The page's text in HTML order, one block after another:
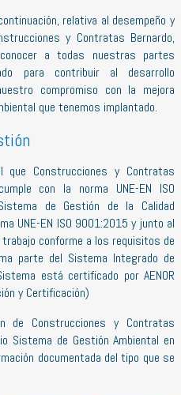
relativa al desempeño y
y Contratas Bernardo,
a todas nuestras partes
para contribuir al desarrollo
compromiso con la mejora
que tenemos implantado.
que Construcciones y Contratas
con la norma UNE-EN ISO
de Gestión de la Calidad
UNE-EN ISO 9001:2015 y junto al
conforme a los requisitos de
parte del Sistema Integrado de
está certificado por AENOR
y Certificación)
de Construcciones y Contratas
Sistema de Gestión Ambiental en
documentada del tipo que se